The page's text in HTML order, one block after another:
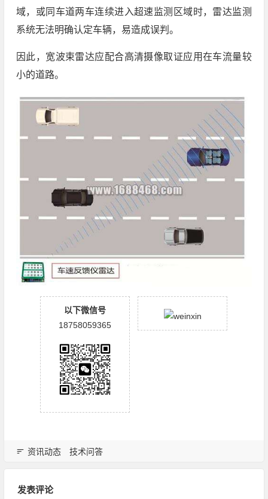
域，或同车道两车连续进入超速监测区域时，雷达监测
系统无法明确认定车辆，易造成误判。
因此，宽波束雷达应配合高清摄像取证应用在车流量较
小的道路。
以下微信号
18758059365
资讯动态 技术问答
发表评论